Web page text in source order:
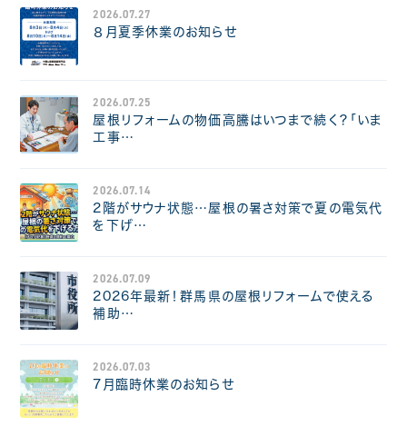
2026.07.27
８月夏季休業のお知らせ
2026.07.25
屋根リフォームの物価高騰はいつまで続く？「いま
工事…
2026.07.14
2階がサウナ状態…屋根の暑さ対策で夏の電気代
を下げ…
2026.07.09
2026年最新！群馬県の屋根リフォームで使える
補助…
2026.07.03
7月臨時休業のお知らせ